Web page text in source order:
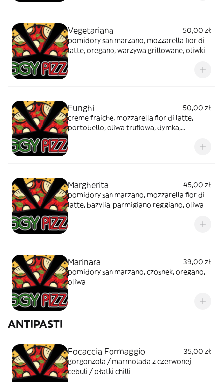
Vegetariana
50,00 zł
pomidory san marzano, mozzarella fior di
latte, oregano, warzywa grillowane, oliwki
Funghi
50,00 zł
creme fraiche, mozzarella fior di latte,
portobello, oliwa truflowa, dymka,
Margherita
45,00 zł
pomidory san marzano, mozzarella fior di
latte, bazylia, parmigiano reggiano, oliwa
Marinara
39,00 zł
pomidory san marzano, czosnek, oregano,
oliwa
ANTIPASTI
Focaccia Formaggio
35,00 zł
gorgonzola / marmolada z czerwonej
cebuli / płatki chilli